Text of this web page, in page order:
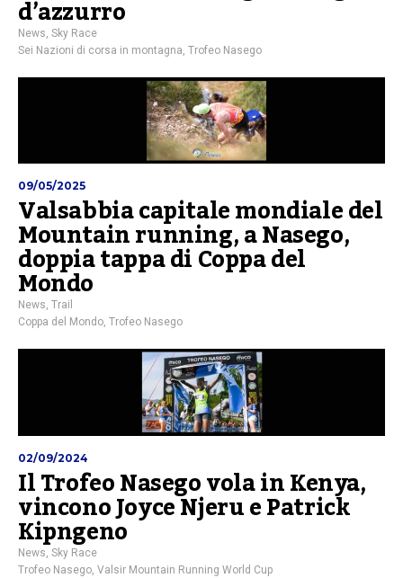
d’azzurro
News Sky Race
Sei Nazioni di corsa in montagna Trofeo Nasego
09/05/2025
Valsabbia capitale mondiale del
Mountain running, a Nasego,
doppia tappa di Coppa del
Mondo
News, Trail
Coppa del Mondo, Trofeo Nasego
02/09/2024
Il Trofeo Nasego vola in Kenya,
vincono Joyce Njeru e Patrick
Kipngeno
News, Sky Race
Trofeo Nasego, Valsir Mountain Running World Cup